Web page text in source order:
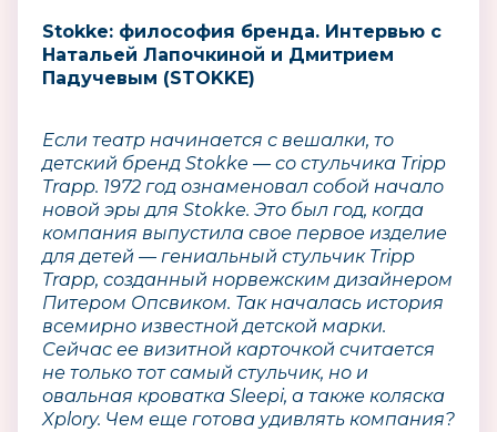
Stokke: философия бренда. Интервью с
Натальей Лапочкиной и Дмитрием
Падучевым (STOKKE)
Если театр начинается с вешалки, то
детский бренд Stokke — со стульчика Tripp
Trapp. 1972 год ознаменовал собой начало
новой эры для Stokke. Это был год, когда
компания выпустила свое первое изделие
для детей — гениальный стульчик Tripp
Trapp, созданный норвежским дизайнером
Питером Опсвиком. Так началась история
всемирно известной детской марки.
Сейчас ее визитной карточкой считается
не только тот самый стульчик, но и
овальная кроватка Sleepi, а также коляска
Xplory. Чем еще готова удивлять компания?